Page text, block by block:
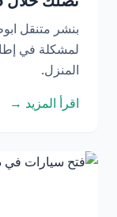
بنشر متنقل
لمشكلة في
المنزل.
اقرأ المزيد →